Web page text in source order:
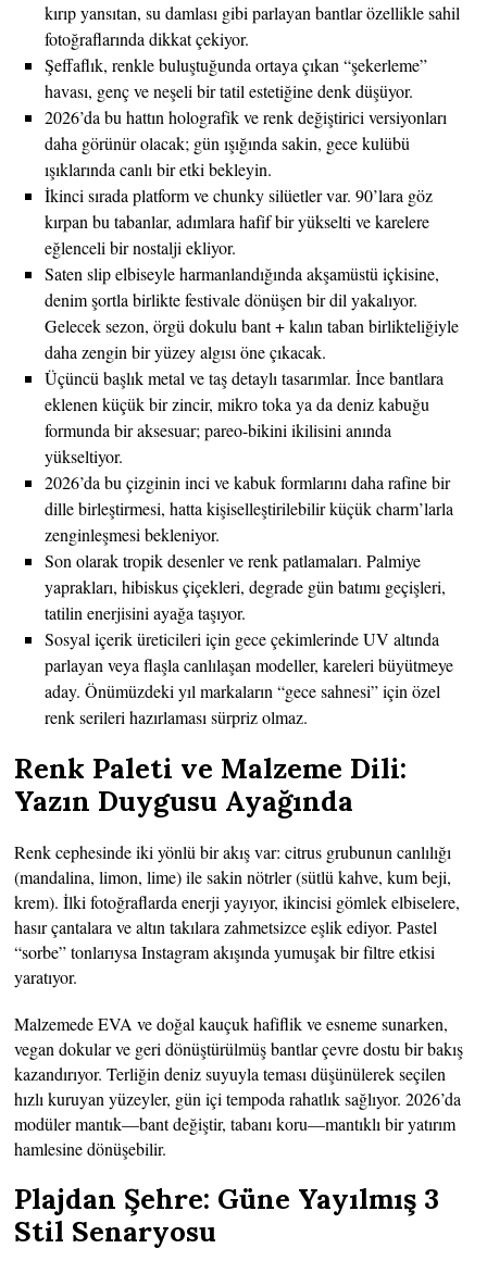
kırıp yansıtan, su damlası gibi parlayan bantlar özellikle sahil
fotoğraflarında dikkat çekiyor.
Şeffaflık, renkle buluştuğunda ortaya çıkan “şekerleme”
havası, genç ve neşeli bir tatil estetiğine denk düşüyor.
2026’da bu hattın holografik ve renk değiştirici versiyonları
daha görünür olacak; gün ışığında sakin, gece kulübü
ışıklarında canlı bir etki bekleyin.
İkinci sırada platform ve chunky silüetler var. 90’lara göz
kırpan bu tabanlar, adımlara hafif bir yükselti ve karelere
eğlenceli bir nostalji ekliyor.
Saten slip elbiseyle harmanlandığında akşamüstü içkisine,
denim şortla birlikte festivale dönüşen bir dil yakalıyor.
Gelecek sezon, örgü dokulu bant + kalın taban birlikteliğiyle
daha zengin bir yüzey algısı öne çıkacak.
Üçüncü başlık metal ve taş detaylı tasarımlar. İnce bantlara
eklenen küçük bir zincir, mikro toka ya da deniz kabuğu
formunda bir aksesuar; pareo-bikini ikilisini anında
yükseltiyor.
2026’da bu çizginin inci ve kabuk formlarını daha rafine bir
dille birleştirmesi, hatta kişiselleştirilebilir küçük charm’larla
zenginleşmesi bekleniyor.
Son olarak tropik desenler ve renk patlamaları. Palmiye
yaprakları, hibiskus çiçekleri, degrade gün batımı geçişleri,
tatilin enerjisini ayağa taşıyor.
Sosyal içerik üreticileri için gece çekimlerinde UV altında
parlayan veya flaşla canlılaşan modeller, kareleri büyütmeye
aday. Önümüzdeki yıl markaların “gece sahnesi” için özel
renk serileri hazırlaması sürpriz olmaz.
Renk Paleti ve Malzeme Dili:
Yazın Duygusu Ayağında
Renk cephesinde iki yönlü bir akış var: citrus grubunun canlılığı
(mandalina, limon, lime) ile sakin nötrler (sütlü kahve, kum beji,
krem). İlki fotoğraflarda enerji yayıyor, ikincisi gömlek elbiselere,
hasır çantalara ve altın takılara zahmetsizce eşlik ediyor. Pastel
“sorbe” tonlarıysa Instagram akışında yumuşak bir filtre etkisi
yaratıyor.
Malzemede EVA ve doğal kauçuk hafiflik ve esneme sunarken,
vegan dokular ve geri dönüştürülmüş bantlar çevre dostu bir bakış
kazandırıyor. Terliğin deniz suyuyla teması düşünülerek seçilen
hızlı kuruyan yüzeyler, gün içi tempoda rahatlık sağlıyor. 2026’da
modüler mantık—bant değiştir, tabanı koru—mantıklı bir yatırım
hamlesine dönüşebilir.
Plajdan Şehre: Güne Yayılmış 3
Stil Senaryosu